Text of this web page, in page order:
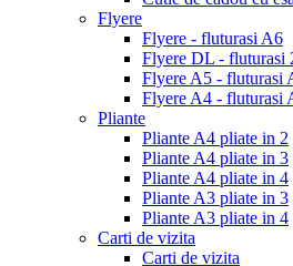
Flyere
Flyere - fluturasi A6
Flyere DL - fluturasi
Flyere A5 - fluturasi
Flyere A4 - fluturasi
Pliante
Pliante A4 pliate in 2
Pliante A4 pliate in 3
Pliante A4 pliate in 4
Pliante A3 pliate in 3
Pliante A3 pliate in 4
Carti de vizita
Carti de vizita